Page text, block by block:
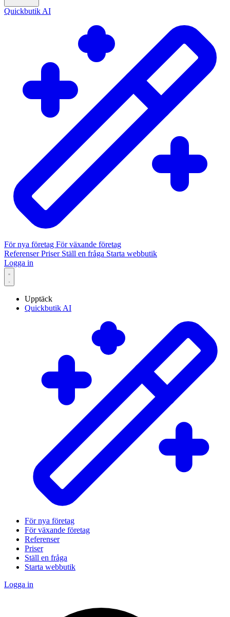
Quickbutik AI
För nya företag För växande företag
ReferenserPriser Ställ en fråga Starta webbutik
Logga in
Upptäck
Quickbutik AI
För nya företag
För växande företag
Referenser
Priser
Ställ en fråga
Starta webbutik
Logga in